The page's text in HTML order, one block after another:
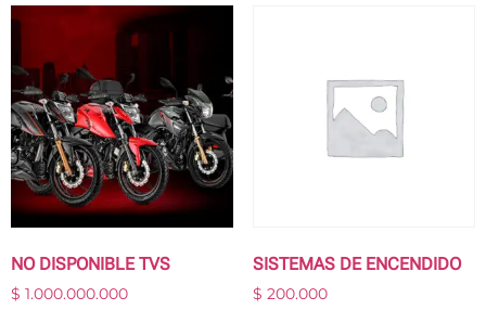
NO DISPONIBLE TVS
$ 1.000.000.000
SISTEMAS DE ENCENDIDO
$ 200.000